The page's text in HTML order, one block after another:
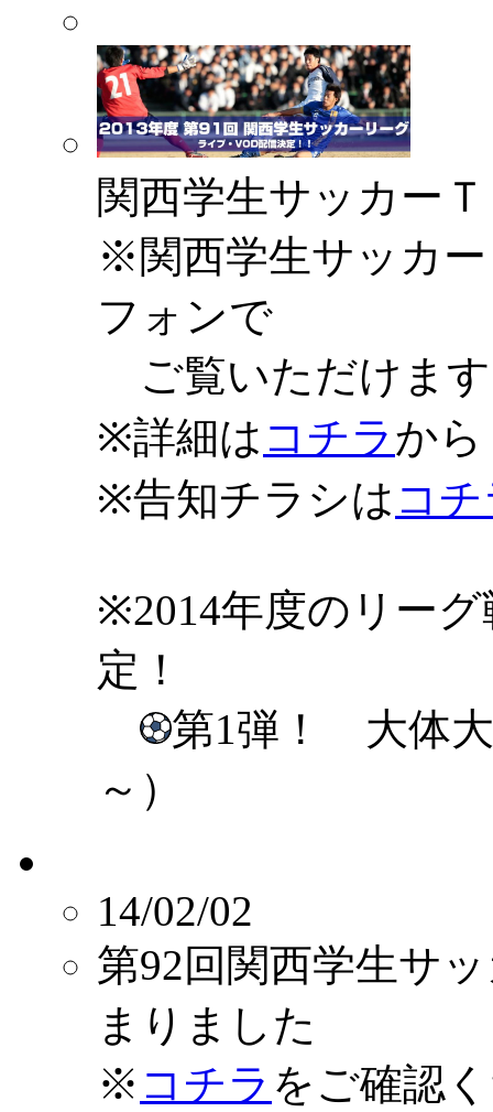
関西学生サッカー
※関西学生サッカ
フォンで
ご覧いただけま
※詳細は コチラか
※告知チラシは コ
※2014年度のリー
定！
第1弾！ 大体大
～）
14/02/02
第92回関西学生サ
まりました
※ コチラ をご確認